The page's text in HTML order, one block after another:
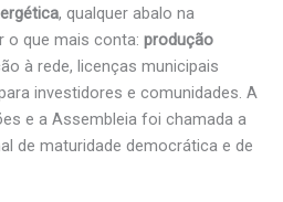
, qualquer abalo na
o que mais conta: produção
à rede, licenças municipais
investidores e comunidades. A
e a Assembleia foi chamada a
de maturidade democrática e de